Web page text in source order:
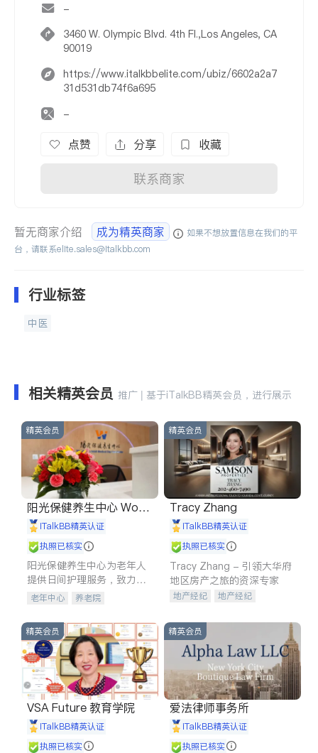
-
3460 W. Olympic Blvd. 4th Fl.,Los Angeles, CA
90019
https://www.italkbbelite.com/ubiz/6602a2a7
31d531db74f6a695
-
点赞 分享 收藏
联系商家
暂无商家介绍 成为精英商家
如果不想放置信息在我们的平
台，请联系elite.sales@italkbb.com
行业标签
中医
相关精英会员 推广 | 基于iTalkBB精英会员，进行展示
精英会员
阳光保健养生中心 World
shine
iTalkBB精英认证
执照已核实
阳光保健养生中心为老年人
提供日间护理服务，致力于
通过持续的护理创新来有效
老年中心 养老院
精英会员
Tracy Zhang
iTalkBB精英认证
执照已核实
Tracy Zhang - 引领大华府
地区房产之旅的资深专家
地产经纪
地产经纪
商铺租售
精英会员
VSA Future 教育学院
iTalkBB精英认证
执照已核实
精英会员
爱法律师事务所
iTalkBB精英认证
执照已核实